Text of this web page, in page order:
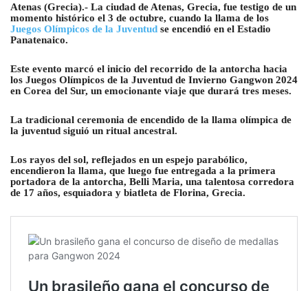
Atenas (Grecia).- La ciudad de Atenas, Grecia, fue testigo de un
momento histórico el 3 de octubre, cuando la llama de los
Juegos Olímpicos de la Juventud se encendió en el Estadio
Panatenaico.
Este evento marcó el inicio del recorrido de la antorcha hacia
los Juegos Olímpicos de la Juventud de Invierno Gangwon 2024
en Corea del Sur, un emocionante viaje que durará tres meses.
La tradicional ceremonia de encendido de la llama olímpica de
la juventud siguió un ritual ancestral.
Los rayos del sol, reflejados en un espejo parabólico,
encendieron la llama, que luego fue entregada a la primera
portadora de la antorcha, Belli Maria, una talentosa corredora
de 17 años, esquiadora y biatleta de Florina, Grecia.